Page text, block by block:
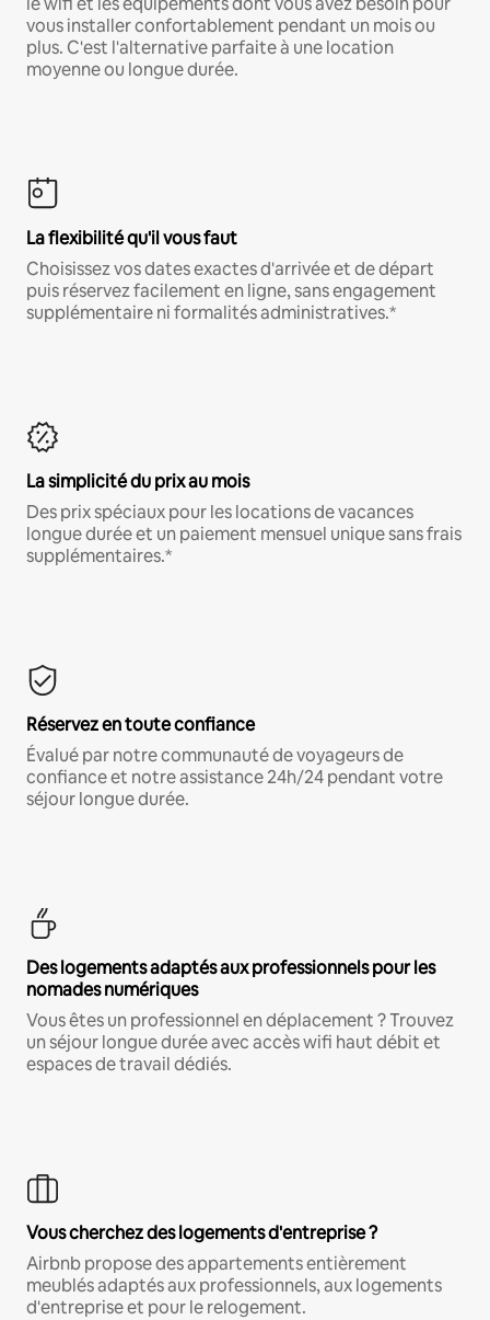
vous installer confortablement pendant un mois ou
plus. C'est l'alternative parfaite à une location
moyenne ou longue durée.
La flexibilité qu'il vous faut
Choisissez vos dates exactes d'arrivée et de départ
puis réservez facilement en ligne, sans engagement
supplémentaire ni formalités administratives.*
La simplicité du prix au mois
Des prix spéciaux pour les locations de vacances
longue durée et un paiement mensuel unique sans frais
supplémentaires.*
Réservez en toute confiance
Évalué par notre communauté de voyageurs de
confiance et notre assistance 24h/24 pendant votre
séjour longue durée.
Des logements adaptés aux professionnels pour les
nomades numériques
Vous êtes un professionnel en déplacement ? Trouvez
un séjour longue durée avec accès wifi haut débit et
espaces de travail dédiés.
Vous cherchez des logements d'entreprise ?
Airbnb propose des appartements entièrement
meublés adaptés aux professionnels, aux logements
d'entreprise et pour le relogement.